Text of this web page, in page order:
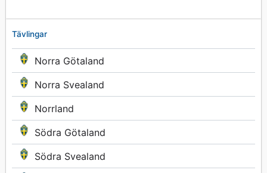
Tävlingar
Norra Götaland
Norra Svealand
Norrland
Södra Götaland
Södra Svealand